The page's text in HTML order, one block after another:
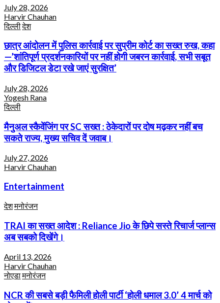
July 28, 2026
Harvir Chauhan
दिल्लीदेश
छात्र आंदोलन में पुलिस कार्रवाई पर सुप्रीम कोर्ट का सख्त रुख, कहा
—’शांतिपूर्ण प्रदर्शनकारियों पर नहीं होगी जबरन कार्रवाई, सभी सबूत
और डिजिटल डेटा रखे जाएं सुरक्षित’
July 28, 2026
Yogesh Rana
दिल्ली
मैनुअल स्कैवेंजिंग पर SC सख्त : ठेकेदारों पर दोष मढ़कर नहीं बच
सकते राज्य, मुख्य सचिव दें जवाब।
July 27, 2026
Harvir Chauhan
Entertainment
देशमनोरंजन
TRAI का सख्त आदेश : Reliance Jio के छिपे सस्ते रिचार्ज प्लान्स
अब सबको दिखेंगे।
April 13, 2026
Harvir Chauhan
नोएडामनोरंजन
NCR की सबसे बड़ी फैमिली होली पार्टी ‘होली धमाल 3.0’ 4 मार्च को